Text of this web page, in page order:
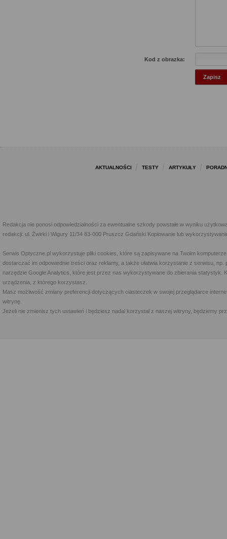
Kod z obrazka:
AKTUALNOŚCI TESTY ARTYKUŁY
Redakcja nie ponosi odpowiedzialności za ewentualne szkody powstałe w wyniku
redakcji: ul. Żwirki i Wigury 11/34 83-000 Pruszcz Gdański Kopiowanie lub
Serwis Optyczne.pl wykorzystuje pliki cookies, które są zapisywane na Twoim
dostarczać im odpowiednie treści oraz reklamy, a także ułatwia korzystanie z serwisu,
narzędzie Google Analytics, które jest przez nas wykorzystywane do zbierania statystyk.
urządzenia, z którego korzystasz.
Masz możliwość zmiany preferencji dotyczących ciasteczek w swojej przeglądarce
witrynę.
Jeżeli nie zmienisz tych ustawień i będziesz nadal korzystał z naszej witryny, będziemy